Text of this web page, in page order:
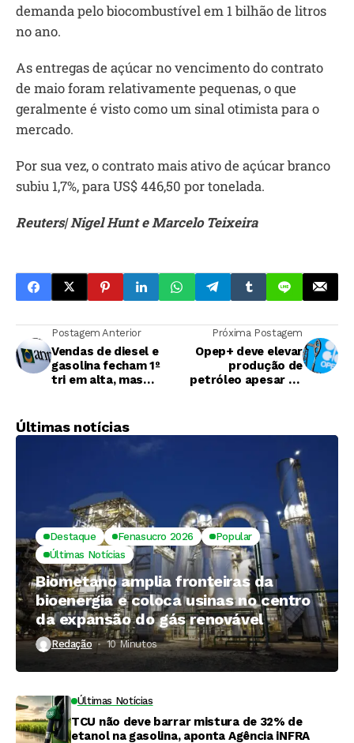
demanda pelo biocombustível em 1 bilhão de litros
no ano.
As entregas de açúcar no vencimento do contrato
de maio foram relativamente pequenas, o que
geralmente é visto como um sinal otimista para o
mercado.
Por sua vez, o contrato mais ativo de açúcar branco
subiu 1,7%, para US$ 446,50 por tonelada.
Reuters| Nigel Hunt e Marcelo Teixeira
Postagem Anterior
Vendas de diesel e
gasolina fecham 1º
tri em alta, mas
Próxima Postagem
Opep+ deve elevar
produção de
petróleo apesar de
Últimas notícias
Destaque Fenasucro 2026
Popular
Últimas Notícias
Biometano amplia fronteiras da
bioenergia e coloca usinas no centro
da expansão do gás renovável
Redação 10 Minutos ⁮
Últimas Notícias
TCU não deve barrar mistura de 32% de
etanol na gasolina, aponta Agência iNFRA